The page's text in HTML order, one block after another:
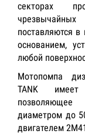
секторах
поставляются
основанием,
любой
Мотопомпа
TANK имеет
диаметром до
двигателем